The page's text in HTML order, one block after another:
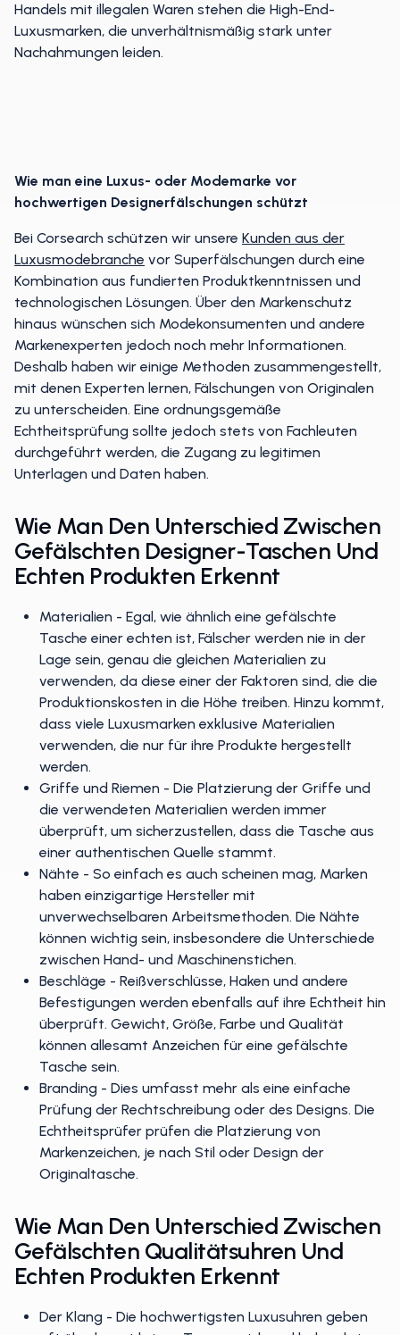
Handels mit illegalen Waren stehen die High-End-
Luxusmarken, die unverhältnismäßig stark unter
Nachahmungen leiden.
Wie man eine Luxus- oder Modemarke vor
hochwertigen Designerfälschungen schützt
Bei Corsearch schützen wir unsere Kunden aus der
Luxusmodebranche vor Superfälschungen durch eine
Kombination aus fundierten Produktkenntnissen und
technologischen Lösungen. Über den Markenschutz
hinaus wünschen sich Modekonsumenten und andere
Markenexperten jedoch noch mehr Informationen.
Deshalb haben wir einige Methoden zusammengestellt,
mit denen Experten lernen, Fälschungen von Originalen
zu unterscheiden. Eine ordnungsgemäße
Echtheitsprüfung sollte jedoch stets von Fachleuten
durchgeführt werden, die Zugang zu legitimen
Unterlagen und Daten haben.
Wie Man Den Unterschied Zwischen
Gefälschten Designer-Taschen Und
Echten Produkten Erkennt
Materialien - Egal, wie ähnlich eine gefälschte
Tasche einer echten ist, Fälscher werden nie in der
Lage sein, genau die gleichen Materialien zu
verwenden, da diese einer der Faktoren sind, die die
Produktionskosten in die Höhe treiben. Hinzu kommt,
dass viele Luxusmarken exklusive Materialien
verwenden, die nur für ihre Produkte hergestellt
werden.
Griffe und Riemen - Die Platzierung der Griffe und
die verwendeten Materialien werden immer
überprüft, um sicherzustellen, dass die Tasche aus
einer authentischen Quelle stammt.
Nähte - So einfach es auch scheinen mag, Marken
haben einzigartige Hersteller mit
unverwechselbaren Arbeitsmethoden. Die Nähte
können wichtig sein, insbesondere die Unterschiede
zwischen Hand- und Maschinenstichen.
Beschläge - Reißverschlüsse, Haken und andere
Befestigungen werden ebenfalls auf ihre Echtheit hin
überprüft. Gewicht, Größe, Farbe und Qualität
können allesamt Anzeichen für eine gefälschte
Tasche sein.
Branding - Dies umfasst mehr als eine einfache
Prüfung der Rechtschreibung oder des Designs. Die
Echtheitsprüfer prüfen die Platzierung von
Markenzeichen, je nach Stil oder Design der
Originaltasche.
Wie Man Den Unterschied Zwischen
Gefälschten Qualitätsuhren Und
Echten Produkten Erkennt
Der Klang - Die hochwertigsten Luxusuhren geben